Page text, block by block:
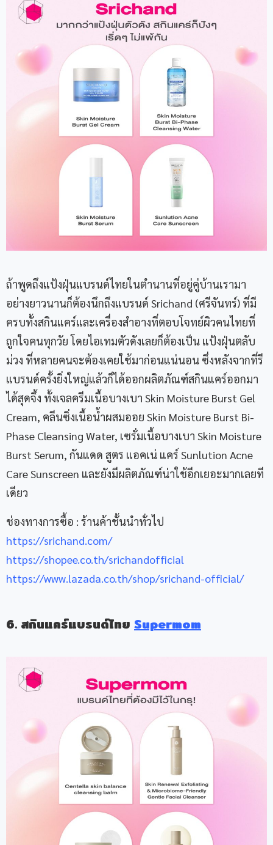
ถ้าพูดถึงแป้งฝุ่นแบรนด์ไทยในตำนานที่อยู่คู่บ้านเรามา
อย่างยาวนานก็ต้องนึกถึงแบรนด์ Srichand (ศรีจันทร์) ที่มี
ครบทั้งสกินแคร์และเครื่องสำอางที่ตอบโจทย์ผิวคนไทยที่
ถูกใจคนทุกวัย โดยไอเทมตัวดังเลยก็ต้องเป็น แป้งฝุ่นตลับ
ม่วง ที่หลายคนจะต้องเคยใช้มาก่อนแน่นอน ซึ่งหลังจากที่รี
แบรนด์ครั้งยิ่งใหญ่แล้วก็ได้ออกผลิตภัณฑ์สกินแคร์ออกมา
ได้สุดจึ้ง ทั้งเจลครีมเนื้อบางเบา Skin Moisture Burst Gel
Cream, คลีนซิ่งเนื้อน้ำผสมออย Skin Moisture Burst Bi-
Phase Cleansing Water, เซรั่มเนื้อบางเบา Skin Moisture
Burst Serum, กันแดด สูตร แอคเน่ แคร์ Sunlution Acne
Care Sunscreen และยังมีผลิตภัณฑ์น่าใช้อีกเยอะมากเลยที
เดียว
ช่องทางการซื้อ : ร้านค้าชั้นนำทั่วไป
https://srichand.com/
https://shopee.co.th/srichandofficial
https://www.lazada.co.th/shop/srichand-official/
6. สกินแคร์แบรนด์ไทย Supermom